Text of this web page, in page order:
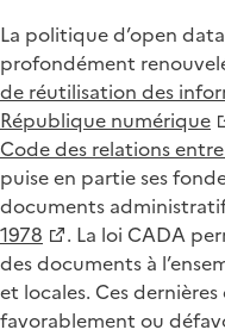
La politique d’open
profondément
de réutilisation des
République numérique
Code des relations
puise en partie ses
documents
1978
. La loi CADA
des documents à
et locales. Ces
favorablement ou